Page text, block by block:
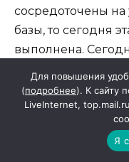
сосредоточены
базы, то сегодня
выполнена.
процесса.
нагрузка ляжет
тренерами. Но я
в том, что они
Для повышения
(подробнее). К сайту
LiveInternet,
Я